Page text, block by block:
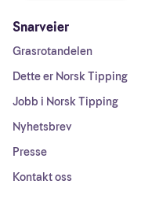
Snarveier
Grasrotandelen
Dette er Norsk Tipping
Jobb i Norsk Tipping
Nyhetsbrev
Presse
Kontakt oss